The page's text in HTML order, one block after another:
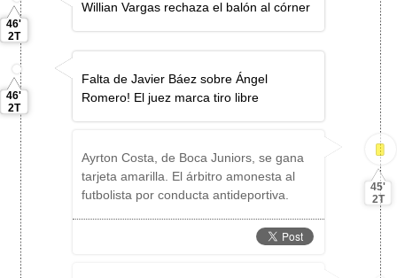
46'
2T
Willian Vargas rechaza el balón al córner
46'
2T
Falta de Javier Báez sobre Ángel
Romero! El juez marca tiro libre
Ayrton Costa, de Boca Juniors, se gana
tarjeta amarilla. El árbitro amonesta al
futbolista por conducta antideportiva.
45'
2T